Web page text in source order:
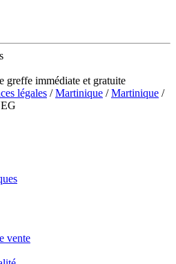
greffe immédiate et gratuite
légales /Martinique /Martinique /
vente